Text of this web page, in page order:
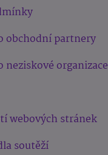
obchodní partnery
organizace
webových stránek
soutěží